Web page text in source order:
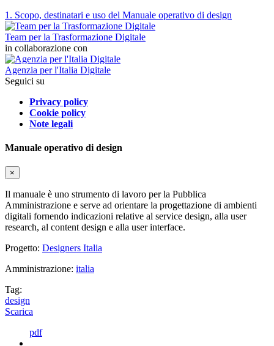
1. Scopo, destinatari e uso del Manuale operativo di design
Team per la Trasformazione Digitale
in collaborazione con
Agenzia per l'Italia Digitale
Seguici su
Privacy policy
Cookie policy
Note legali
Manuale operativo di design
×
Il manuale è uno strumento di lavoro per la Pubblica
Amministrazione e serve ad orientare la progettazione di ambienti
digitali fornendo indicazioni relative al service design, alla user
research, al content design e alla user interface.
Progetto: Designers Italia
Amministrazione: italia
Tag:
design
Scarica
pdf